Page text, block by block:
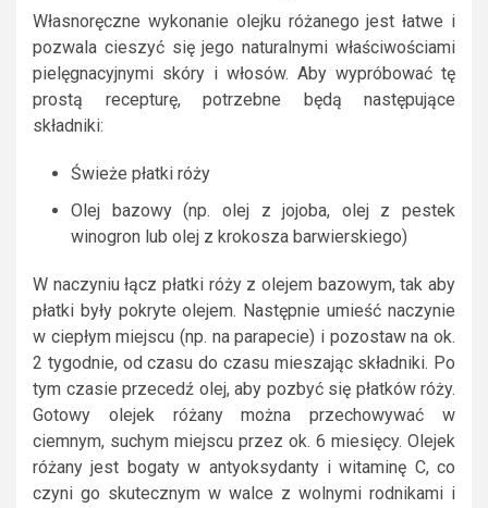
Własnoręczne wykonanie olejku różanego jest łatwe i
pozwala cieszyć się jego naturalnymi właściwościami
pielęgnacyjnymi skóry i włosów. Aby wypróbować tę
prostą recepturę, potrzebne będą następujące
składniki:
Świeże płatki róży
Olej bazowy (np. olej z jojoba, olej z pestek
winogron lub olej z krokosza barwierskiego)
W naczyniu łącz płatki róży z olejem bazowym, tak aby
płatki były pokryte olejem. Następnie umieść naczynie
w ciepłym miejscu (np. na parapecie) i pozostaw na ok.
2 tygodnie, od czasu do czasu mieszając składniki. Po
tym czasie przecedź olej, aby pozbyć się płatków róży.
Gotowy olejek różany można przechowywać w
ciemnym, suchym miejscu przez ok. 6 miesięcy. Olejek
różany jest bogaty w antyoksydanty i witaminę C, co
czyni go skutecznym w walce z wolnymi rodnikami i